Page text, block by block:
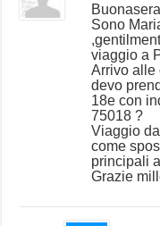
Sono
viaggio a
Arrivo alle
devo
18e con
75018 ?
Viaggio
come
principali
Grazie